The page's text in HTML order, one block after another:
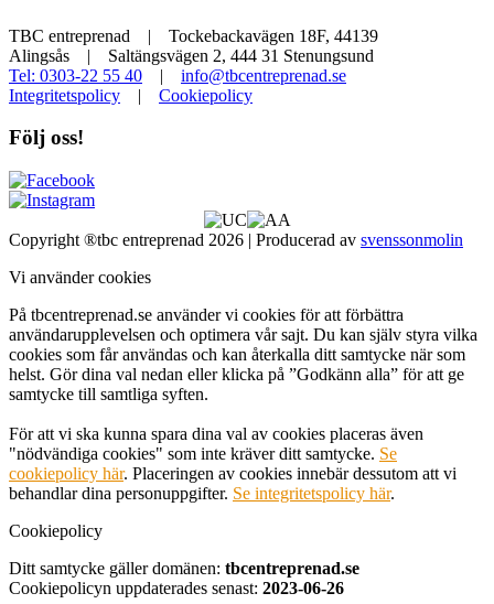
TBC entreprenad | Tockebackavägen 18F, 44139
Alingsås | Saltängsvägen 2, 444 31 Stenungsund
Tel: 0303-22 55 40 | info@tbcentreprenad.se
Integritetspolicy | Cookiepolicy
Följ oss!
Copyright ®tbc entreprenad 2026 | Producerad av svenssonmolin
Vi använder cookies
På tbcentreprenad.se använder vi cookies för att förbättra
användarupplevelsen och optimera vår sajt. Du kan själv styra vilka
cookies som får användas och kan återkalla ditt samtycke när som
helst. Gör dina val nedan eller klicka på ”Godkänn alla” för att ge
samtycke till samtliga syften.
För att vi ska kunna spara dina val av cookies placeras även
"nödvändiga cookies" som inte kräver ditt samtycke. Se
cookiepolicy här. Placeringen av cookies innebär dessutom att vi
behandlar dina personuppgifter. Se integritetspolicy här.
Cookiepolicy
Ditt samtycke gäller domänen: tbcentreprenad.se
Cookiepolicyn uppdaterades senast: 2023-06-26